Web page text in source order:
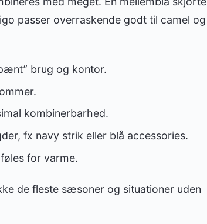
passer overraskende godt til camel og
brug og kontor.
kombinerbarhed.
fx navy strik eller blå accessories.
for varme.
de fleste sæsoner og situationer uden